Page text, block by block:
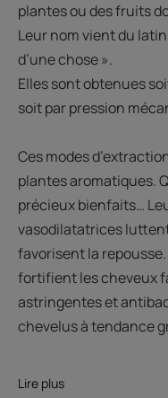
plantes ou des fruits
Leur nom vient du
d’une chose ».
Elles sont obtenues
soit par pression
Ces modes
plantes aromatiques.
précieux bienfaits…
vasodilatatrices
favorisent la
fortifient les cheveux
astringentes et
chevelus à tendance
Lire plus